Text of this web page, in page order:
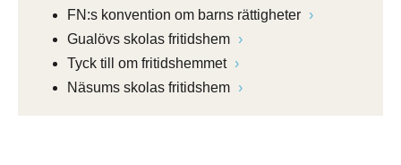
FN:s konvention om barns rättigheter
Gualövs skolas fritidshem
Tyck till om fritidshemmet
Näsums skolas fritidshem